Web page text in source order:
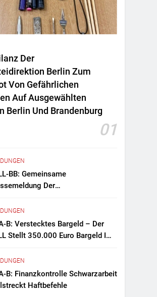
Der
Berlin Zum
Von Gefährlichen
Auf Ausgewählten
Berlin Und Brandenburg
01
BB: Gemeinsame
Der
Berlin-
Zollfahndung Hebt
Drogenlabor Aus
B: Verstecktes Bargeld – Der
Stellt 350.000 Euro Bargeld Im
B: Finanzkontrolle Schwarzarbeit
Haftbefehle